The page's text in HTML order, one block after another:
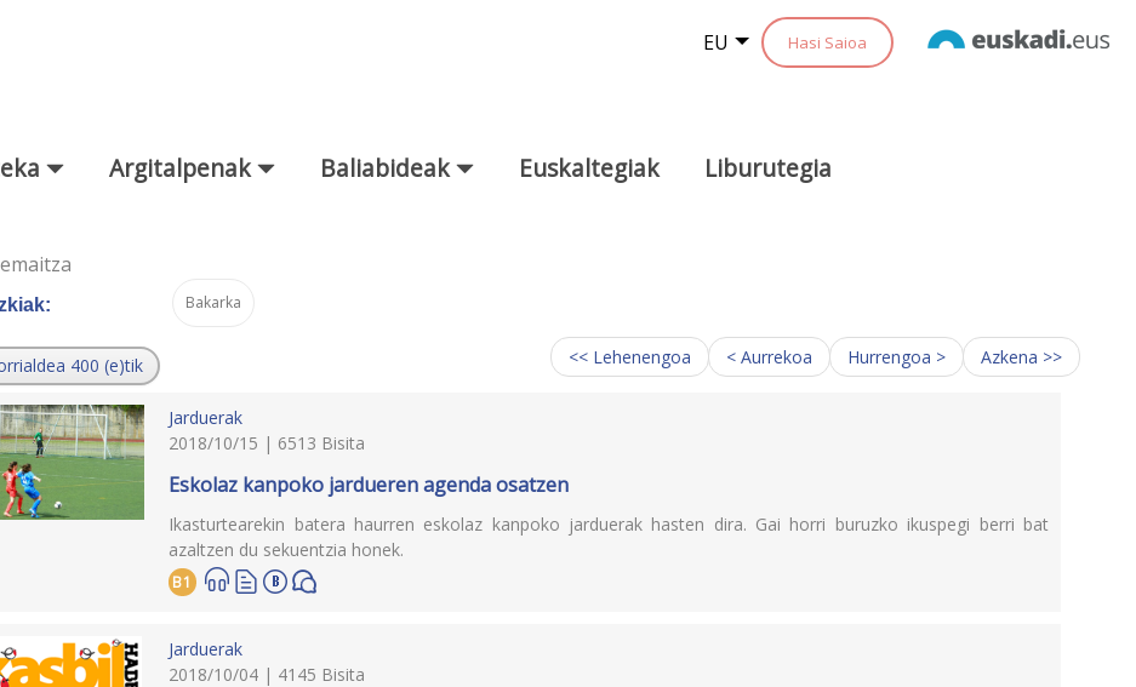
EU Hasi Saioa
Argitalpenak Baliabideak Euskaltegiak Liburutegia
Bakarka
400 (e)tik << Lehenengoa < Aurrekoa Hurrengoa > Azkena >>
Jarduerak
2018/10/15 | 6513 Bisita
Eskolaz kanpoko jardueren agenda osatzen
Ikasturtearekin batera haurren eskolaz kanpoko jarduerak hasten dira. Gai horri buruzko ikuspegi berri bat
azaltzen du sekuentzia honek.
B1
Jarduerak
2018/10/04 | 4145 Bisita